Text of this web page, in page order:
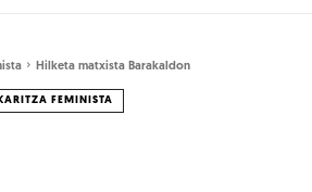
Hilketa matxista Barakaldon
FEMINISTA